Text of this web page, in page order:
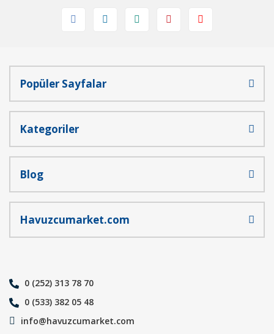
Popüler Sayfalar
Kategoriler
Blog
Havuzcumarket.com
0 (252) 313 78 70
0 (533) 382 05 48
info@havuzcumarket.com